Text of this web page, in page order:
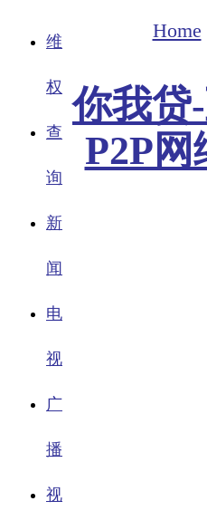
维
权
查
询
新
闻
电
视
广
播
视
Home
你我贷
P2P